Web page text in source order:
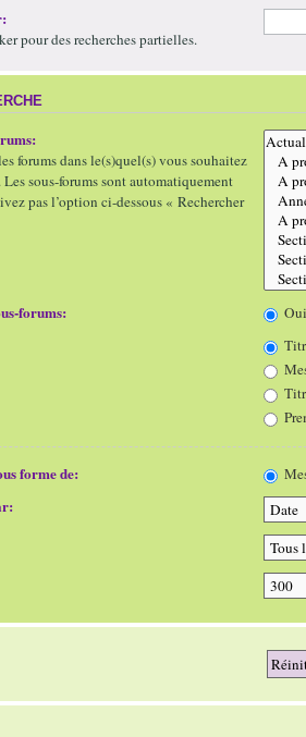
pour des recherches partielles.
forums dans le(s)quel(s) vous souhaitez
sous-forums sont automatiquement
pas l’option ci-dessous « Rechercher
forums: Oui
forme de: